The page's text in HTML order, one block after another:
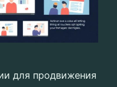
для продвижения